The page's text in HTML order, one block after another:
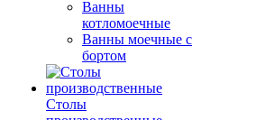
Ванны
котломоечные
Ванны моечные с
бортом
Столы